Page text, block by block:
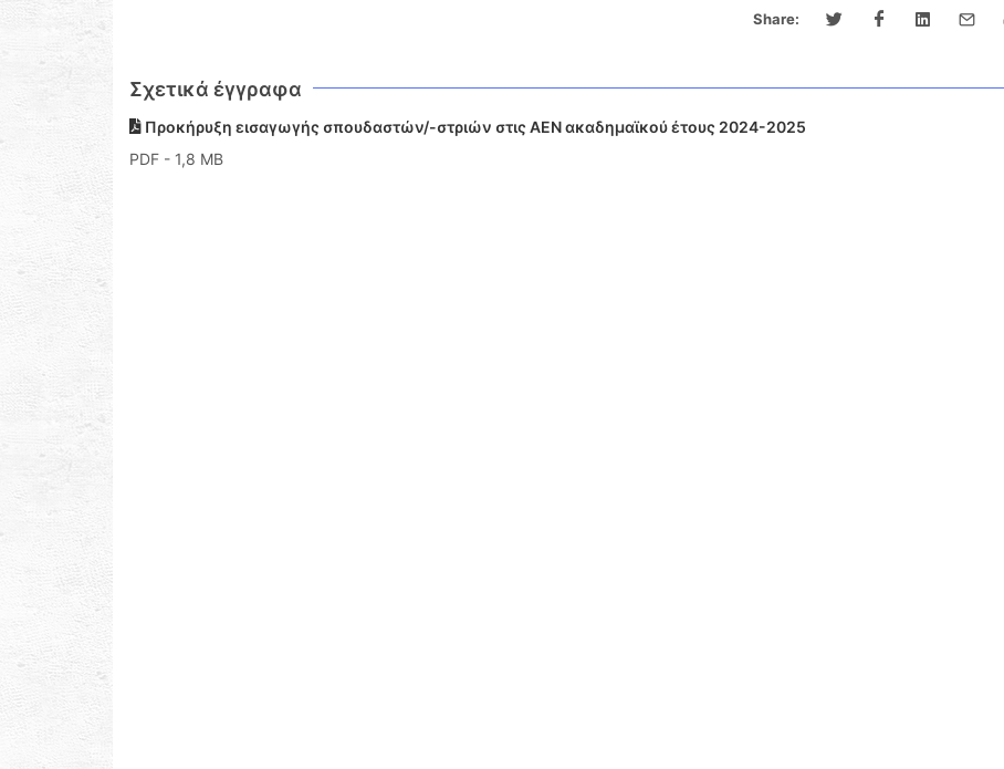
Share:
Σχετικά έγγραφα
Προκήρυξη εισαγωγής σπουδαστών/-στριών στις ΑΕΝ ακαδημαϊκού έτους 2024-2025
PDF - 1,8 MB